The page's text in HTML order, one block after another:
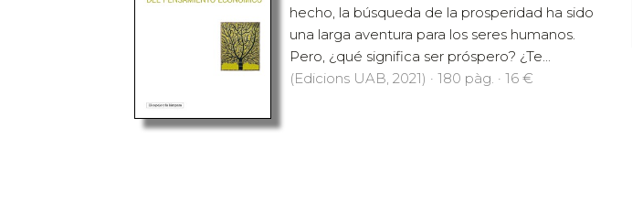
hecho, la búsqueda de la prosperidad ha sido
una larga aventura para los seres humanos.
Pero, ¿qué significa ser próspero? ¿Te...
(Edicions UAB, 2021) · 180 pàg. · 16 €